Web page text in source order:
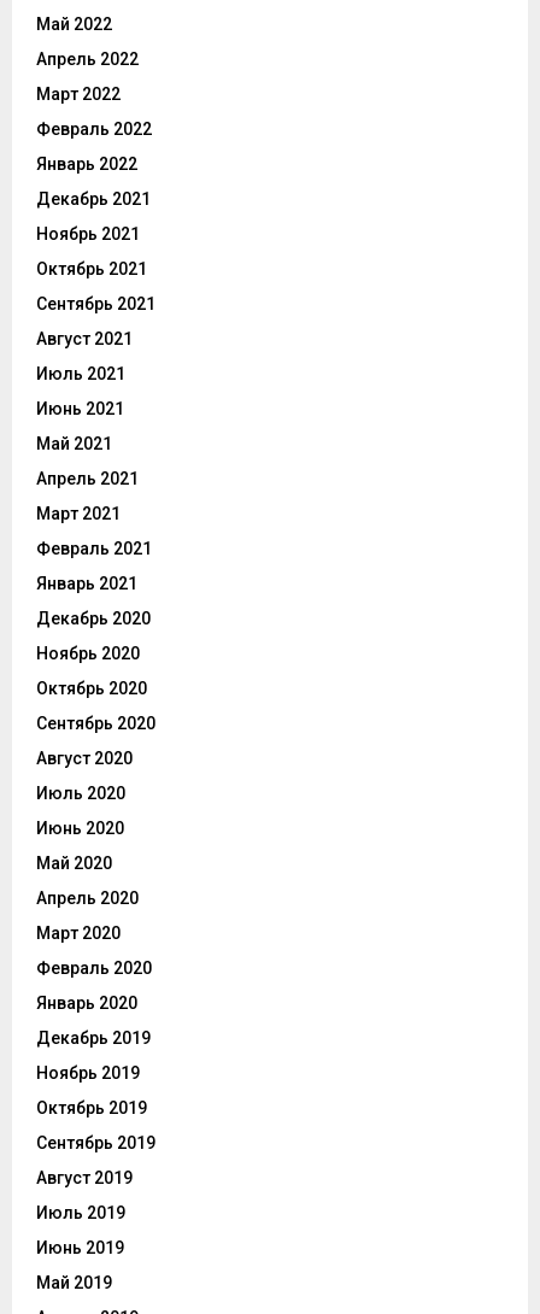
Май 2022
Апрель 2022
Март 2022
Февраль 2022
Январь 2022
Декабрь 2021
Ноябрь 2021
Октябрь 2021
Сентябрь 2021
Август 2021
Июль 2021
Июнь 2021
Май 2021
Апрель 2021
Март 2021
Февраль 2021
Январь 2021
Декабрь 2020
Ноябрь 2020
Октябрь 2020
Сентябрь 2020
Август 2020
Июль 2020
Июнь 2020
Май 2020
Апрель 2020
Март 2020
Февраль 2020
Январь 2020
Декабрь 2019
Ноябрь 2019
Октябрь 2019
Сентябрь 2019
Август 2019
Июль 2019
Июнь 2019
Май 2019